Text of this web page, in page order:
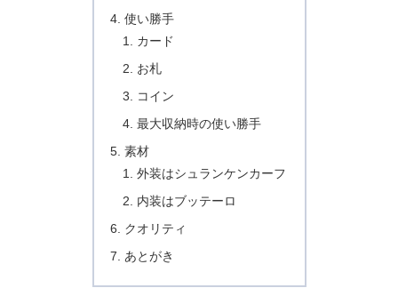
使い勝手
カード
お札
コイン
最大収納時の使い勝手
素材
外装はシュランケンカーフ
内装はブッテーロ
クオリティ
あとがき